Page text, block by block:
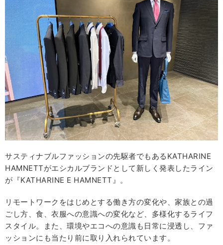
サスティナブルファッションの先駆者でもあるKATHARINE
HAMNETTがエシカルブランドとして新しく発表したライン
が『KATHARINE E HAMNETT』。
リモートワークをはじめとする働き方の変化や、家族との過
ごし方、食、衣服への意識への変化など、多様化するライフ
スタイル。また、環境やエコへの意識も日常に浸透し、ファ
ッションにも当たり前に取り入れられています。